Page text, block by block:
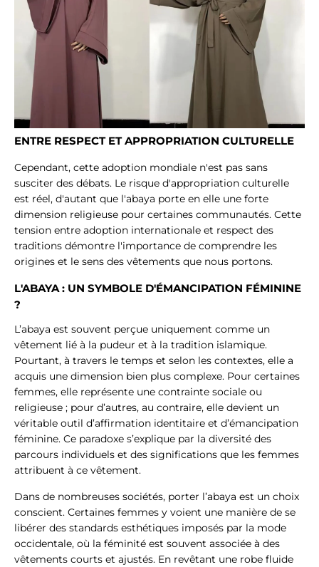
ENTRE RESPECT ET APPROPRIATION CULTURELLE
Cependant, cette adoption mondiale n'est pas sans
susciter des débats. Le risque d'appropriation culturelle
est réel, d'autant que l'abaya porte en elle une forte
dimension religieuse pour certaines communautés. Cette
tension entre adoption internationale et respect des
traditions démontre l'importance de comprendre les
origines et le sens des vêtements que nous portons.
L'ABAYA : UN SYMBOLE D'ÉMANCIPATION FÉMININE
?
L’abaya est souvent perçue uniquement comme un
vêtement lié à la pudeur et à la tradition islamique.
Pourtant, à travers le temps et selon les contextes, elle a
acquis une dimension bien plus complexe. Pour certaines
femmes, elle représente une contrainte sociale ou
religieuse ; pour d’autres, au contraire, elle devient un
véritable outil d’affirmation identitaire et d’émancipation
féminine. Ce paradoxe s’explique par la diversité des
parcours individuels et des significations que les femmes
attribuent à ce vêtement.
Dans de nombreuses sociétés, porter l’abaya est un choix
conscient. Certaines femmes y voient une manière de se
libérer des standards esthétiques imposés par la mode
occidentale, où la féminité est souvent associée à des
vêtements courts et ajustés. En revêtant une robe fluide